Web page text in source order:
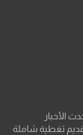
الأخبار
تغطية شاملة